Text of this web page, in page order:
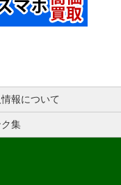
報について
ク集